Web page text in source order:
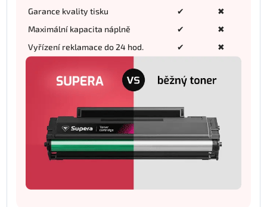
Garance kvality tisku ✔
✖
Maximální kapacita náplně
✔
✖
Vyřízení reklamace do 24 hod.
✔ ✖